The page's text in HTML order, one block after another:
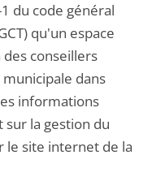
du code général
qu'un espace
conseillers
dans
informations
sur la gestion du
le site internet de la